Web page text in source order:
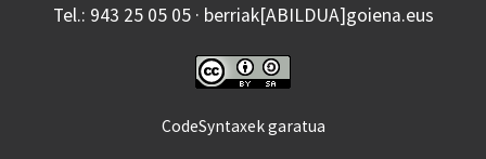
Tel.: 943 25 05 05 · berriak[ABILDUA]goiena.eus
CodeSyntaxek garatua